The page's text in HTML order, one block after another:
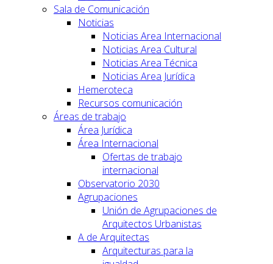
Sala de Comunicación
Noticias
Noticias Area Internacional
Noticias Area Cultural
Noticias Area Técnica
Noticias Area Jurídica
Hemeroteca
Recursos comunicación
Áreas de trabajo
Área Jurídica
Área Internacional
Ofertas de trabajo
internacional
Observatorio 2030
Agrupaciones
Unión de Agrupaciones de
Arquitectos Urbanistas
A de Arquitectas
Arquitecturas para la